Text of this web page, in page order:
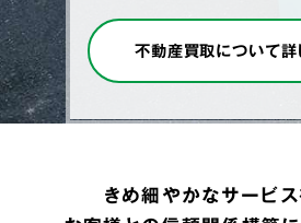
不動産買取について詳
きめ細やかなサービス